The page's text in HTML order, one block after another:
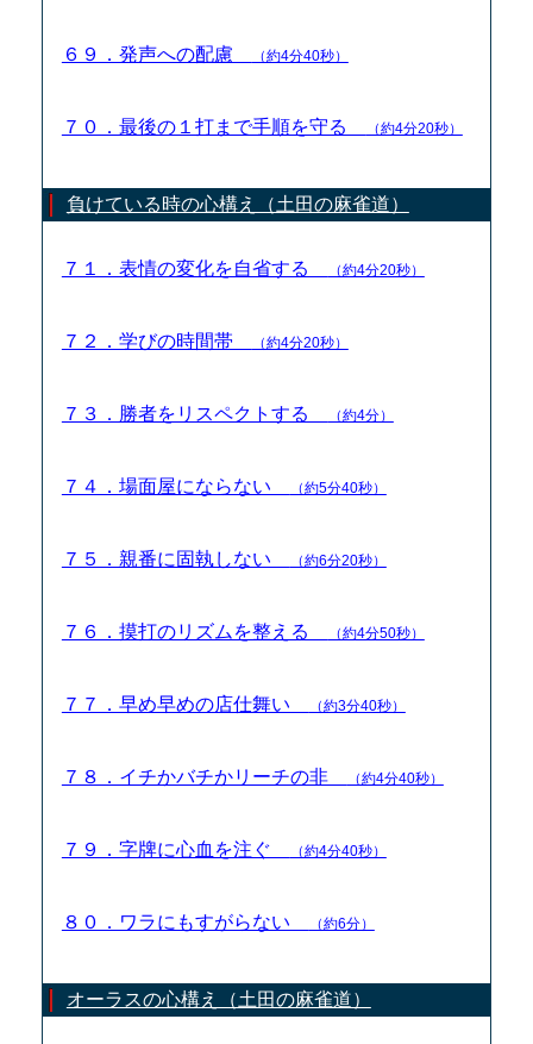
６９．発声への配慮 （約4分40秒）
７０．最後の１打まで手順を守る （約4分20秒）
負けている時の心構え（土田の麻雀道）
７１．表情の変化を自省する （約4分20秒）
７２．学びの時間帯 （約4分20秒）
７３．勝者をリスペクトする （約4分）
７４．場面屋にならない （約5分40秒）
７５．親番に固執しない （約6分20秒）
７６．摸打のリズムを整える （約4分50秒）
７７．早め早めの店仕舞い （約3分40秒）
７８．イチかバチかリーチの非 （約4分40秒）
７９．字牌に心血を注ぐ （約4分40秒）
８０．ワラにもすがらない （約6分）
オーラスの心構え（土田の麻雀道）